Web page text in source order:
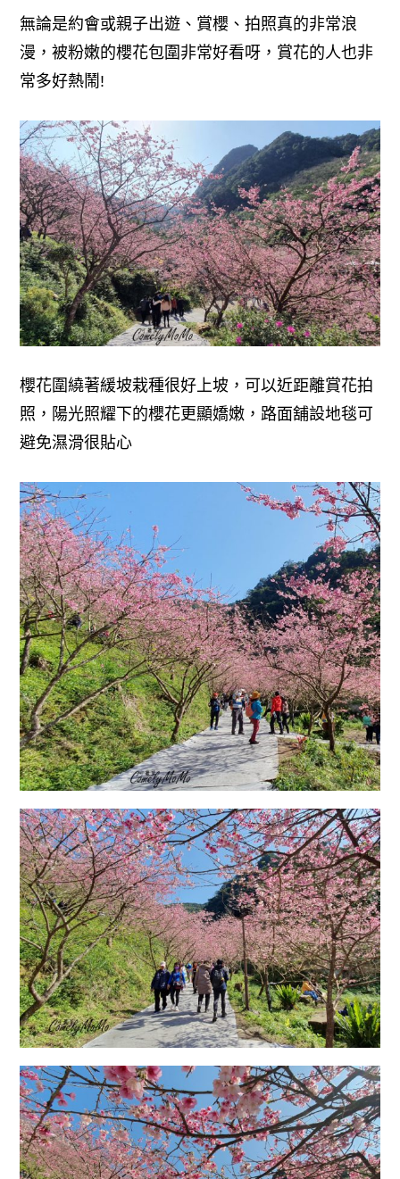
無論是約會或親子出遊、賞櫻、拍照真的非常浪
漫，被粉嫩的櫻花包圍非常好看呀，賞花的人也非
常多好熱鬧 !
櫻花圍繞著緩坡栽種很好上坡，可以近距離賞花拍
照，陽光照耀下的櫻花更顯嬌嫩 ， 路面舖設地毯可
避免濕滑很貼心